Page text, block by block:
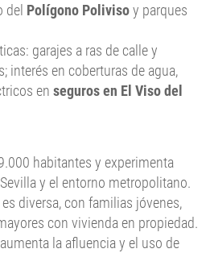
del Polígono Polivisoy parques
garajes a ras de calle y
interés en coberturas de agua,
en seguros en El Viso del
habitantes y experimenta
y el entorno metropolitano.
diversa, con familias jóvenes,
con vivienda en propiedad.
la afluencia y el uso de